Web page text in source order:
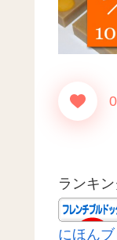
0
ランキ
にほん